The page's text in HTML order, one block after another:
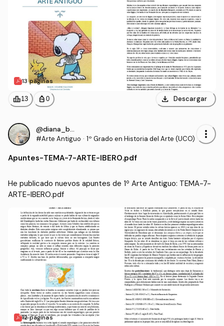
13 páginas
leaderboard13 personal_bag 0 download Descargar
@diana_bcr
#Arte Antiguo · 1º Grado en Historia del Arte (UCO) more_vert
Apuntes-TEMA-7-ARTE-IBERO.pdf
He publicado nuevos apuntes de 1º Arte Antiguo: TEMA-7-
ARTE-IBERO.pdf
12 páginas